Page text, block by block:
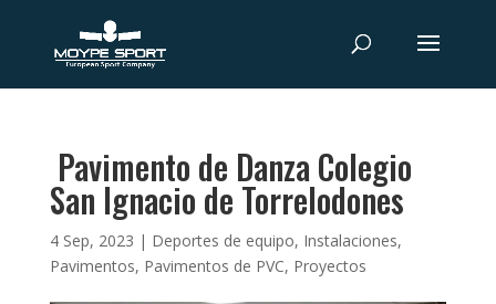
Pavimento de Danza Colegio
San Ignacio de Torrelodones
4 Sep, 2023 | Deportes de equipo, Instalaciones,
Pavimentos, Pavimentos de PVC, Proyectos